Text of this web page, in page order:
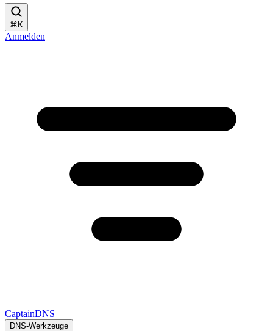
⌘ K
Anmelden
CaptainDNS
DNS-Werkzeuge